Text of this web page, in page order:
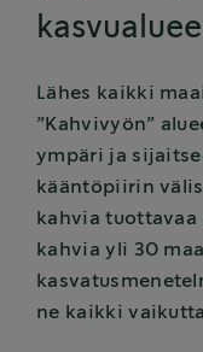
Lähes kaikki
”Kahvivyön”
ympäri ja
kääntöpiirin
kahvia tuottavaa
kahvia yli 30
ne kaikki